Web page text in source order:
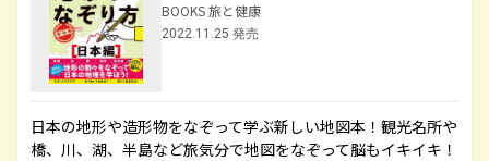
BOOKS 旅と健康
2022.11.25 発売
日本の地形や造形物をなぞって学ぶ新しい地図本！観光名所や
橋、川、湖、半島など旅気分で地図をなぞって脳もイキイキ！